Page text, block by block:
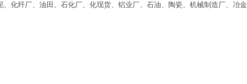
化纤厂、油田、石化厂、化现货、铝业厂、石油、陶瓷、机械制造厂、冶